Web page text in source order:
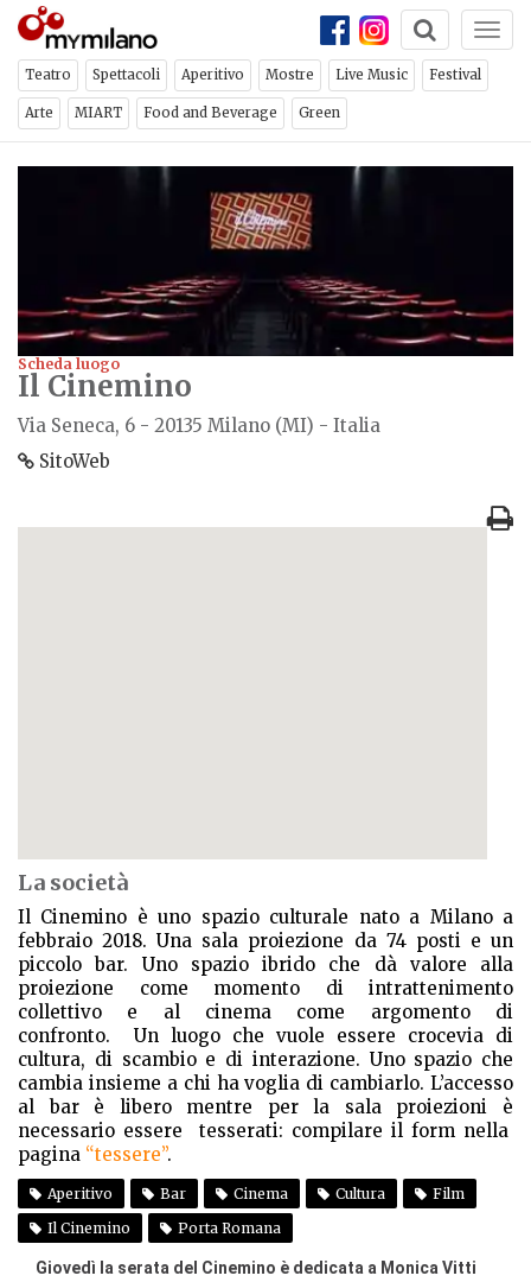
Teatro Spettacoli Aperitivo Mostre Live Music Festival
Arte MIART Food and Beverage Green
Scheda luogo
Il Cinemino
Via Seneca, 6 - 20135 Milano (MI) - Italia
SitoWeb
La società
Il Cinemino è uno spazio culturale nato a Milano a
febbraio 2018. Una sala proiezione da 74 posti e un
piccolo bar. Uno spazio ibrido che dà valore alla
proiezione come momento di intrattenimento
collettivo e al cinema come argomento di
confronto. Un luogo che vuole essere crocevia di
cultura, di scambio e di interazione. Uno spazio che
cambia insieme a chi ha voglia di cambiarlo. L’accesso
al bar è libero mentre per la sala proiezioni è
necessario essere tesserati: compilare il form nella
pagina “tessere”.
Aperitivo Bar Cinema Cultura
Film
Il Cinemino
Porta Romana
Giovedì la serata del Cinemino è dedicata a Monica Vitti